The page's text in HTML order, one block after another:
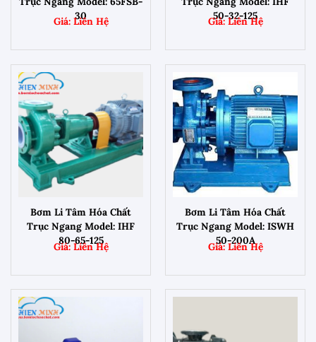
30
50-32-125
Bơm Li Tâm Hóa Chất
Trục Ngang Model: IHF
80-65-125
Bơm Li Tâm Hóa Chất
Trục Ngang Model: ISWH
50-200A